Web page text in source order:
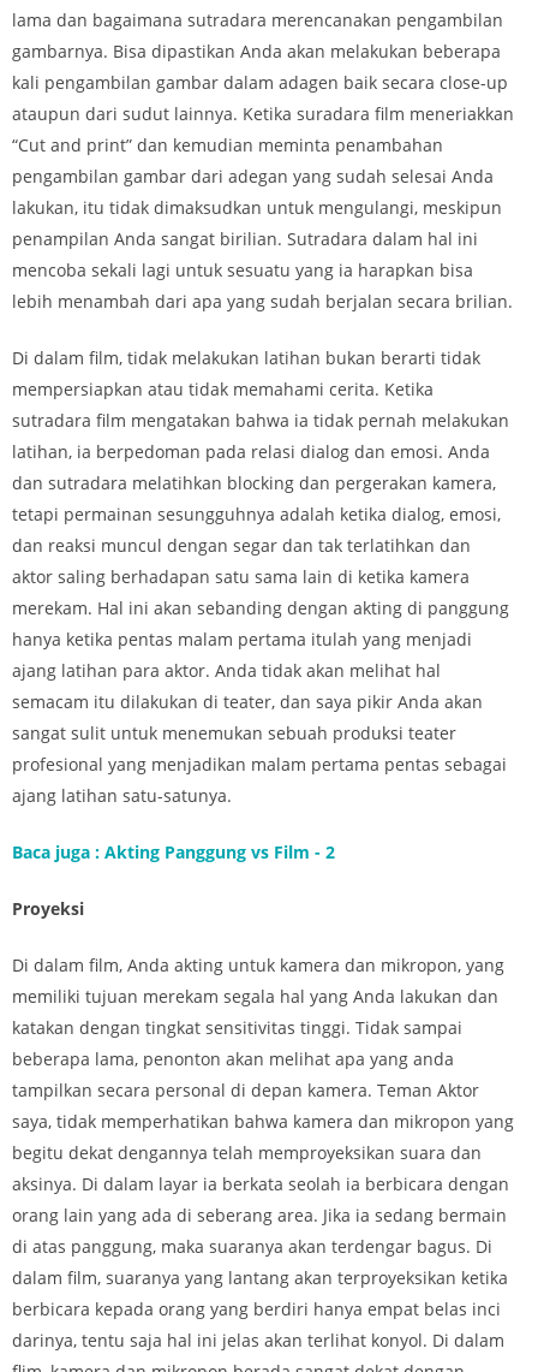
lama dan bagaimana sutradara merencanakan pengambilan
gambarnya. Bisa dipastikan Anda akan melakukan beberapa
kali pengambilan gambar dalam adagen baik secara close-up
ataupun dari sudut lainnya. Ketika suradara film meneriakkan
“Cut and print” dan kemudian meminta penambahan
pengambilan gambar dari adegan yang sudah selesai Anda
lakukan, itu tidak dimaksudkan untuk mengulangi, meskipun
penampilan Anda sangat birilian. Sutradara dalam hal ini
mencoba sekali lagi untuk sesuatu yang ia harapkan bisa
lebih menambah dari apa yang sudah berjalan secara brilian.
Di dalam film, tidak melakukan latihan bukan berarti tidak
mempersiapkan atau tidak memahami cerita. Ketika
sutradara film mengatakan bahwa ia tidak pernah melakukan
latihan, ia berpedoman pada relasi dialog dan emosi. Anda
dan sutradara melatihkan blocking dan pergerakan kamera,
tetapi permainan sesungguhnya adalah ketika dialog, emosi,
dan reaksi muncul dengan segar dan tak terlatihkan dan
aktor saling berhadapan satu sama lain di ketika kamera
merekam. Hal ini akan sebanding dengan akting di panggung
hanya ketika pentas malam pertama itulah yang menjadi
ajang latihan para aktor. Anda tidak akan melihat hal
semacam itu dilakukan di teater, dan saya pikir Anda akan
sangat sulit untuk menemukan sebuah produksi teater
profesional yang menjadikan malam pertama pentas sebagai
ajang latihan satu-satunya.
Baca juga : Akting Panggung vs Film - 2
Proyeksi
Di dalam film, Anda akting untuk kamera dan mikropon, yang
memiliki tujuan merekam segala hal yang Anda lakukan dan
katakan dengan tingkat sensitivitas tinggi. Tidak sampai
beberapa lama, penonton akan melihat apa yang anda
tampilkan secara personal di depan kamera. Teman Aktor
saya, tidak memperhatikan bahwa kamera dan mikropon yang
begitu dekat dengannya telah memproyeksikan suara dan
aksinya. Di dalam layar ia berkata seolah ia berbicara dengan
orang lain yang ada di seberang area. Jika ia sedang bermain
di atas panggung, maka suaranya akan terdengar bagus. Di
dalam film, suaranya yang lantang akan terproyeksikan ketika
berbicara kepada orang yang berdiri hanya empat belas inci
darinya, tentu saja hal ini jelas akan terlihat konyol. Di dalam